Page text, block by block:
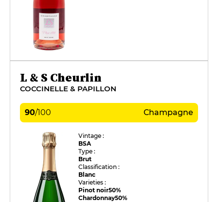
L & S Cheurlin
COCCINELLE & PAPILLON
90/100 Champagne
Vintage :
BSA
Type :
Brut
Classification :
Blanc
Varieties :
Pinot noir50%
Chardonnay50%